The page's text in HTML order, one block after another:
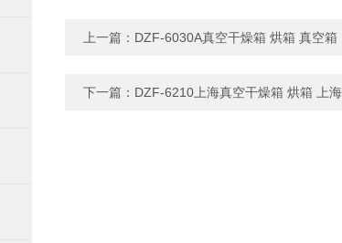
上一篇： DZF-6030A真空干燥箱 烘箱 真空箱
下一篇： DZF-6210上海真空干燥箱 烘箱 上